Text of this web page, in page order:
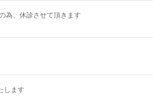
為、休診させて頂きます
します